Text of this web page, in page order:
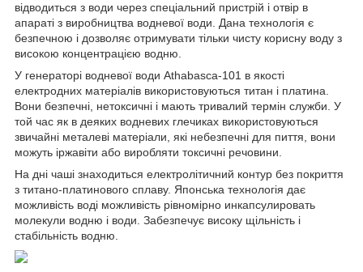
відводиться з води через спеціальний пристрій і отвір в
апараті з виробництва водневої води. Дана технологія є
безпечною і дозволяє отримувати тільки чисту корисну воду з
високою концентрацією водню.
У генераторі водневої води Athabasca-101 в якості
електродних матеріалів використовуються титан і платина.
Вони безпечні, нетоксичні і мають тривалий термін служби. У
той час як в деяких водневих глечиках використовуються
звичайні металеві матеріали, які небезпечні для пиття, вони
можуть іржавіти або виробляти токсичні речовини.
На дні чаші знаходиться електролітичний контур без покриття
з титано-платинового сплаву. Японська технологія дає
можливість воді можливість рівномірно инкапсулировать
молекули водню і води. Забезпечує високу щільність і
стабільність водню.